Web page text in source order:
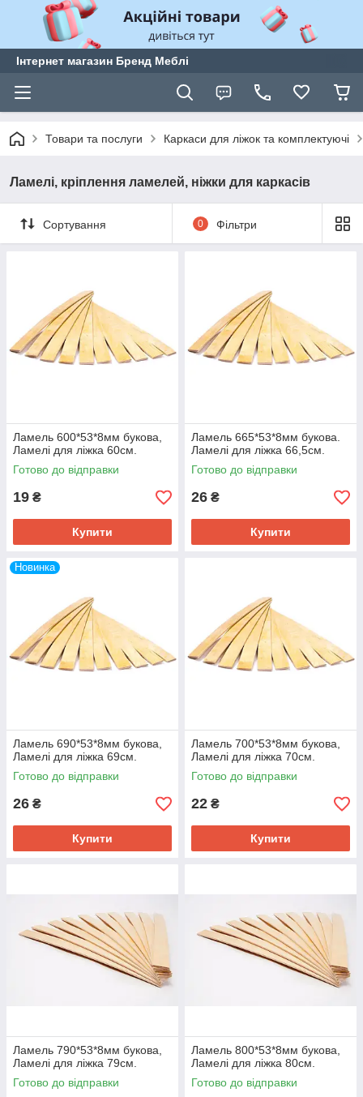
Інтернет магазин Бренд Меблі
Товари та послуги Каркаси для ліжок та комплектуючі
Ламелі, кріплення ламелей, ніжки для каркасів
Сортування 0 Фільтри
Ламель 600*53*8мм букова,
Ламелі для ліжка 60см.
Готово до відправки
19 ₴
Купити
Ламель 665*53*8мм букова.
Ламелі для ліжка 66,5см.
Готово до відправки
26 ₴
Купити
Новинка
Ламель 690*53*8мм букова,
Ламелі для ліжка 69см.
Готово до відправки
26 ₴
Купити
Ламель 700*53*8мм букова,
Ламелі для ліжка 70см.
Готово до відправки
22 ₴
Купити
Ламель 790*53*8мм букова,
Ламелі для ліжка 79см.
Готово до відправки
Ламель 800*53*8мм букова,
Ламелі для ліжка 80см.
Готово до відправки